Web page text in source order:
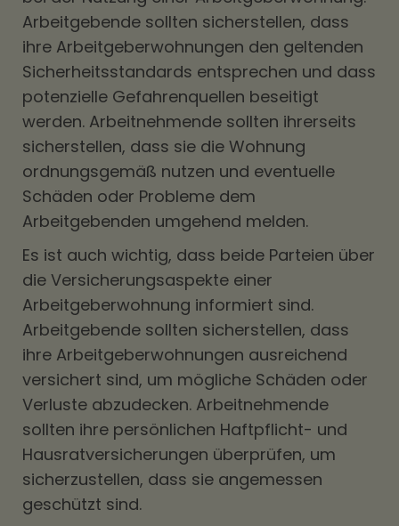
Arbeitgebende sollten sicherstellen, dass
ihre Arbeitgeberwohnungen den geltenden
Sicherheitsstandards entsprechen und dass
potenzielle Gefahrenquellen beseitigt
werden. Arbeitnehmende sollten ihrerseits
sicherstellen, dass sie die Wohnung
ordnungsgemäß nutzen und eventuelle
Schäden oder Probleme dem
Arbeitgebenden umgehend melden.
Es ist auch wichtig, dass beide Parteien über
die Versicherungsaspekte einer
Arbeitgeberwohnung informiert sind.
Arbeitgebende sollten sicherstellen, dass
ihre Arbeitgeberwohnungen ausreichend
versichert sind, um mögliche Schäden oder
Verluste abzudecken. Arbeitnehmende
sollten ihre persönlichen Haftpflicht- und
Hausratversicherungen überprüfen, um
sicherzustellen, dass sie angemessen
geschützt sind.